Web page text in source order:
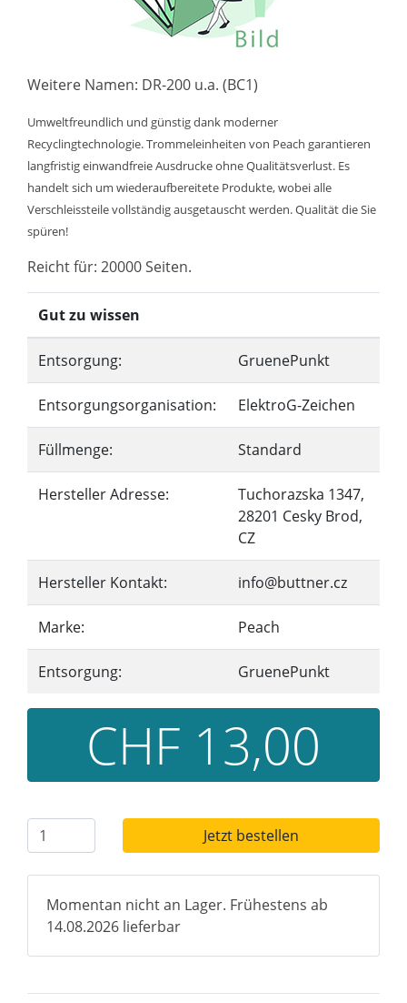
Weitere Namen: DR-200 u.a. (BC1)
Umweltfreundlich und günstig dank moderner
Recyclingtechnologie. Trommeleinheiten von Peach garantieren
langfristig einwandfreie Ausdrucke ohne Qualitätsverlust. Es
handelt sich um wiederaufbereitete Produkte, wobei alle
Verschleissteile vollständig ausgetauscht werden. Qualität die Sie
spüren!
Reicht für: 20000 Seiten.
Gut zu wissen
Entsorgung: GruenePunkt
Entsorgungsorganisation: ElektroG-Zeichen
Füllmenge: Standard
Hersteller Adresse:
Tuchorazska 1347,
28201 Cesky Brod,
CZ
Hersteller Kontakt: info@buttner.cz
Marke: Peach
Entsorgung: GruenePunkt
CHF 13,00
Jetzt bestellen
Momentan nicht an Lager. Frühestens ab
14.08.2026 lieferbar